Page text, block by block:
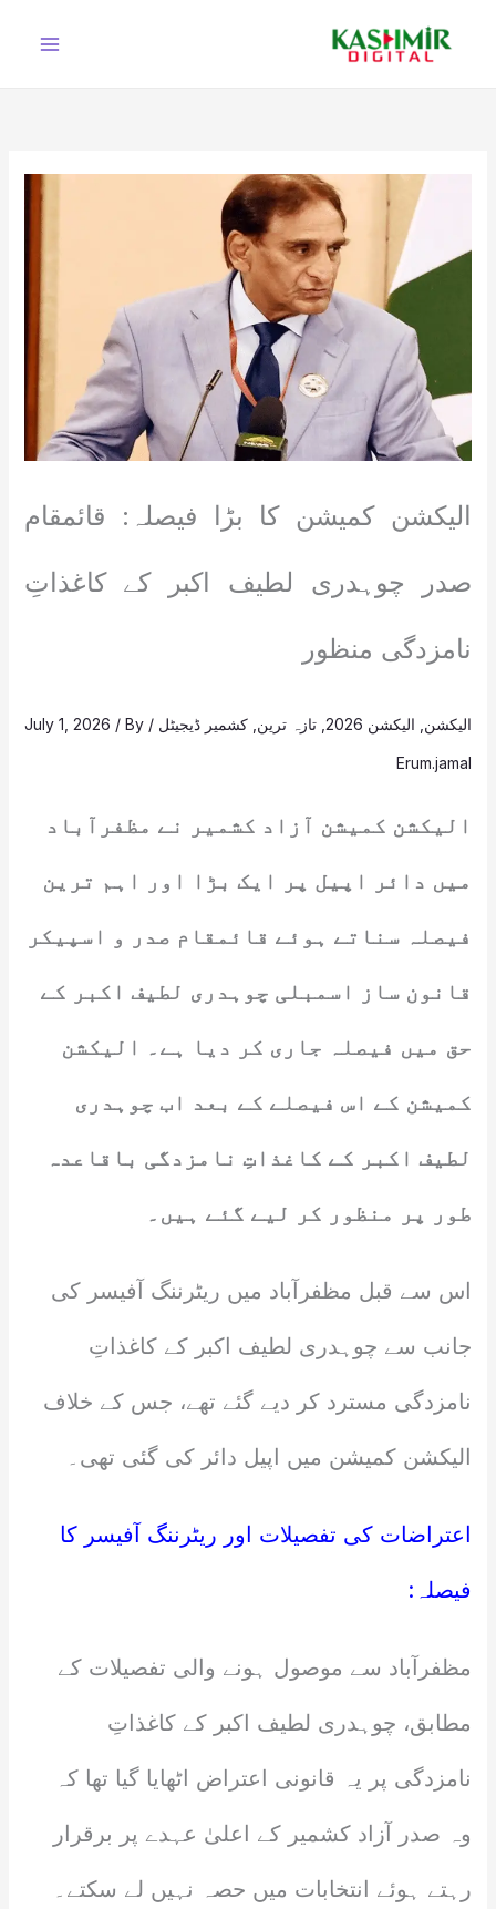
الیکشن کمیشن کا بڑا فیصلہ: قائمقام
صدر چوہدری لطیف اکبر کے کاغذاتِ
نامزدگی منظور
الیکشن الیکشن 2026 , تازہ ترین کشمیر ڈیجیٹل /
July 1, 2026 / By
Erum.jamal
الیکشن کمیشن آزاد کشمیر نے مظفرآباد
میں دائر اپیل پر ایک بڑا اور اہم ترین
فیصلہ سناتے ہوئے قائمقام صدر و اسپیکر
قانون ساز اسمبلی چوہدری لطیف اکبر کے
حق میں فیصلہ جاری کر دیا ہے۔ الیکشن
کمیشن کے اس فیصلے کے بعد اب چوہدری
لطیف اکبر کے کاغذاتِ نامزدگی باقاعدہ
طور پر منظور کر لیے گئے ہیں۔
اس سے قبل مظفرآباد میں ریٹرننگ آفیسر کی
جانب سے چوہدری لطیف اکبر کے کاغذاتِ
نامزدگی مسترد کر دیے گئے تھے، جس کے خلاف
الیکشن کمیشن میں اپیل دائر کی گئی تھی۔
اعتراضات کی تفصیلات اور ریٹرننگ آفیسر کا
فیصلہ:
مظفرآباد سے موصول ہونے والی تفصیلات کے
مطابق، چوہدری لطیف اکبر کے کاغذاتِ
نامزدگی پر یہ قانونی اعتراض اٹھایا گیا تھا کہ
وہ صدر آزاد کشمیر کے اعلیٰ عہدے پر برقرار
رہتے ہوئے انتخابات میں حصہ نہیں لے سکتے۔